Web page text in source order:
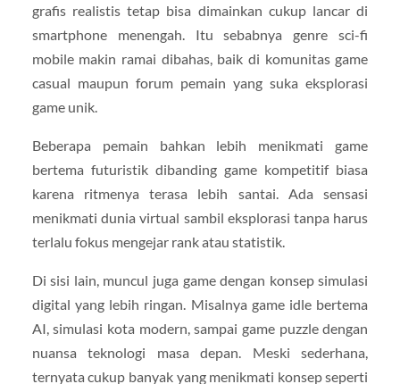
grafis realistis tetap bisa dimainkan cukup lancar di
smartphone menengah. Itu sebabnya genre sci-fi
mobile makin ramai dibahas, baik di komunitas game
casual maupun forum pemain yang suka eksplorasi
game unik.
Beberapa pemain bahkan lebih menikmati game
bertema futuristik dibanding game kompetitif biasa
karena ritmenya terasa lebih santai. Ada sensasi
menikmati dunia virtual sambil eksplorasi tanpa harus
terlalu fokus mengejar rank atau statistik.
Di sisi lain, muncul juga game dengan konsep simulasi
digital yang lebih ringan. Misalnya game idle bertema
AI, simulasi kota modern, sampai game puzzle dengan
nuansa teknologi masa depan. Meski sederhana,
ternyata cukup banyak yang menikmati konsep seperti